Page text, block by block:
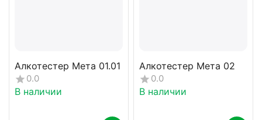
Алкотестер Мета 01.01
0.0
В наличии
Алкотестер Мета 02
0.0
В наличии